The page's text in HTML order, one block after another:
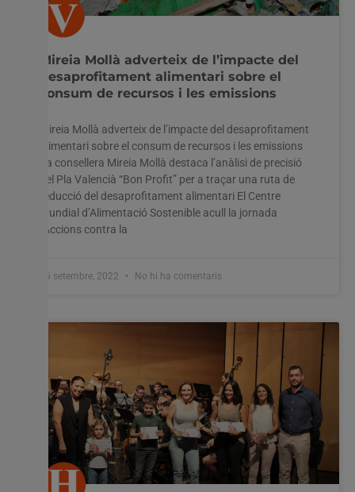
Mireia Mollà adverteix de l’impacte del
desaprofitament alimentari sobre el
consum de recursos i les emissions
Mireia Mollà adverteix de l’impacte del desaprofitament
alimentari sobre el consum de recursos i les emissions
La consellera Mireia Mollà destaca l’anàlisi de precisió
del Pla Valencià “Bon Profit” per a traçar una ruta de
reducció del desaprofitament alimentari El Centre
Mundial d’Alimentació Sostenible acull la jornada
“Accions contra la
26 setembre, 2022 No hi ha comentaris